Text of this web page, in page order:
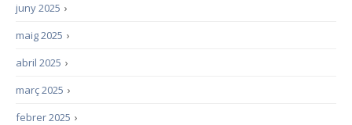
›
juny 2025
›
maig 2025
›
abril 2025
›
març 2025
›
febrer 2025